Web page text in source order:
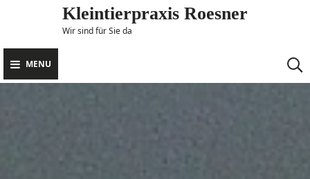
content
Kleintierpraxis Roesner
Wir sind für Sie da
MENU